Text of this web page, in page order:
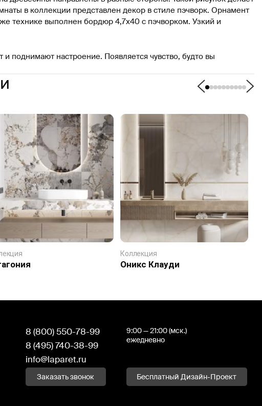
в коллекции представлен декор в стиле пэчворк. Орнамент
технике выполнен бордюр 4,7х40 с пэчворком. Узкий и
поднимают настроение. Появляется чувство, будто вы
Коллекция
Оникс Клауди
8 (800) 550-78-99
8 (495) 740-38-99
info@laparet.ru
9:00 — 21:00 (мск.)
ежедневно
Заказать звонок Бесплатный Дизайн-Проект